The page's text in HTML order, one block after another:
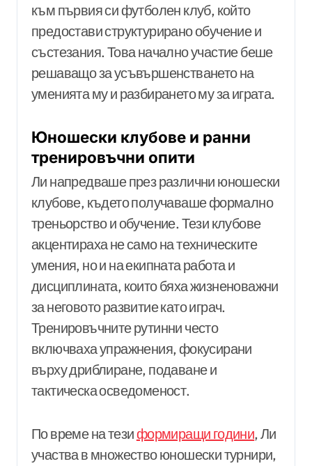
към първия си футболен клуб, който
предостави структурирано обучение и
състезания. Това начално участие беше
решаващо за усъвършенстването на
уменията му и разбирането му за играта.
Юношески клубове и ранни
тренировъчни опити
Ли напредваше през различни юношески
клубове, където получаваше формално
треньорство и обучение. Тези клубове
акцентираха не само на техническите
умения, но и на екипната работа и
дисциплината, които бяха жизненоважни
за неговото развитие като играч.
Тренировъчните рутинни често
включваха упражнения, фокусирани
върху дриблиране, подаване и
тактическа осведоменост.
По време на тезиформиращи години, Ли
участва в множество юношески турнири,